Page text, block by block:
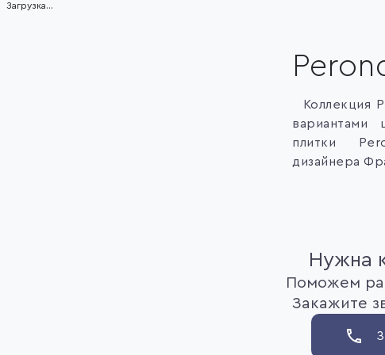
Загрузка...
Коллекция
вариантами
плитки
дизайнера
Нужна
Поможем
Закажите